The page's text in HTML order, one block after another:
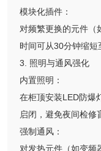
模块化插件：
对频繁更换的元件（
时间可从30分钟缩短
3. 照明与通风强化
内置照明：
在柜顶安装LED防爆
启闭，避免夜间检修
强制通风：
对发热元件（如变频